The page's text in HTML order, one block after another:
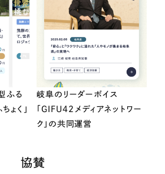
ふる
ょく」
岐阜のリーダーボイス
「GIFU42メディアネットワー
ク」の共同運営
協賛